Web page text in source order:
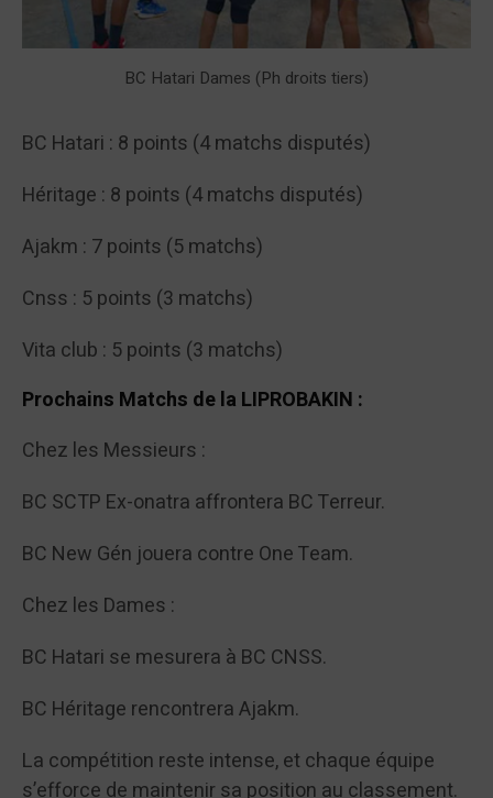
BC Hatari Dames (Ph droits tiers)
BC Hatari : 8 points (4 matchs disputés)
Héritage : 8 points (4 matchs disputés)
Ajakm : 7 points (5 matchs)
Cnss : 5 points (3 matchs)
Vita club : 5 points (3 matchs)
Prochains Matchs de la LIPROBAKIN :
Chez les Messieurs :
BC SCTP Ex-onatra affrontera BC Terreur.
BC New Gén jouera contre One Team.
Chez les Dames :
BC Hatari se mesurera à BC CNSS.
BC Héritage rencontrera Ajakm.
La compétition reste intense, et chaque équipe
s’efforce de maintenir sa position au classement.